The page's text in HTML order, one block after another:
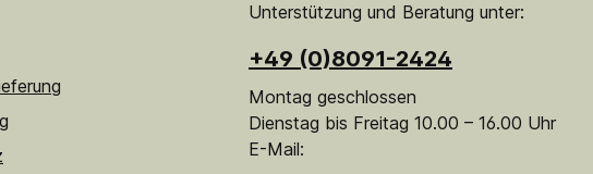
Unterstützung und Beratung unter:
+49 (0)8091-2424
Montag geschlossen
Dienstag bis Freitag 10.00 – 16.00 Uhr
E-Mail: